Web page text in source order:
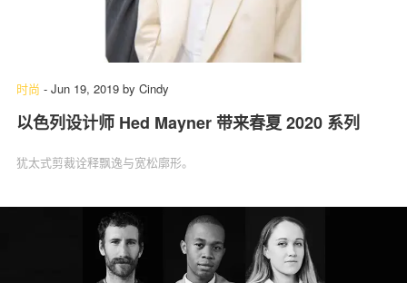
科 技
时尚 - Jun 19, 2019 by Cindy
以色列设计师 Hed Mayner 带来春夏 2020 系列
犹太式剪裁诠释飘逸与宽松廓形。